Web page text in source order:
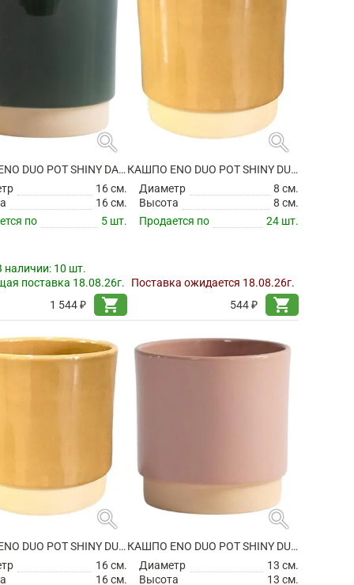
search
КАШПО ENO DUO POT SHINY DARK GREEN
16 см.
16 см.
по
5 шт.
наличии: 10 шт.
поставка 18.08.26г.
1 544 ₽
shopping_cart
search
КАШПО ENO DUO POT SHINY DUSTY OCHRE
Диаметр
8 см.
Высота
8 см.
Продается по
24 шт.
Поставка ожидается 18.08.26г.
544 ₽
shopping_cart
search
КАШПО ENO DUO POT SHINY DUSTY OCHRE
16 см.
16 см.
search
КАШПО ENO DUO POT SHINY DUSTY PINK
Диаметр
13 см.
Высота
13 см.